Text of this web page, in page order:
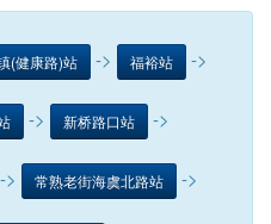
(健康路)站 -> 福裕站 ->
-> 新桥路口站 ->
-> 常熟老街海虞北路站 ->